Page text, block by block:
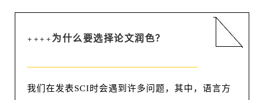
++++为什么要选择论文润色？
我们在发表SCI时会遇到许多问题，其中，语言方